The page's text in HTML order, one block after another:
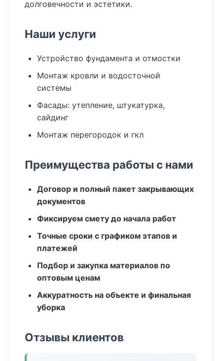
долговечности и эстетики.
Наши услуги
Устройство фундамента и отмостки
Монтаж кровли и водосточной
системы
Фасады: утепление, штукатурка,
сайдинг
Монтаж перегородок и гкл
Преимущества работы с нами
Договор и полный пакет закрывающих
документов
Фиксируем смету до начала работ
Точные сроки с графиком этапов и
платежей
Подбор и закупка материалов по
оптовым ценам
Аккуратность на объекте и финальная
уборка
Отзывы клиентов